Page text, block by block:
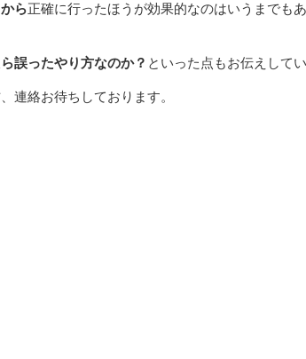
ら正確に行ったほうが効果的なのはいうまでも
誤ったやり方なのか？ といった点もお伝えしてい
連絡お待ちしております。